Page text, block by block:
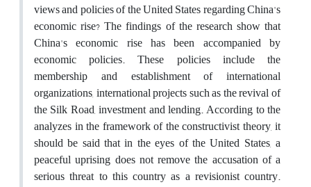
views and policies of the United States regarding China's
economic rise? The findings of the research show that
China's economic rise has been accompanied by
economic policies. These policies include the
membership and establishment of international
organizations, international projects such as the revival of
the Silk Road, investment and lending. According to the
analyzes in the framework of the constructivist theory, it
should be said that in the eyes of the United States, a
peaceful uprising does not remove the accusation of a
serious threat to this country as a revisionist country.